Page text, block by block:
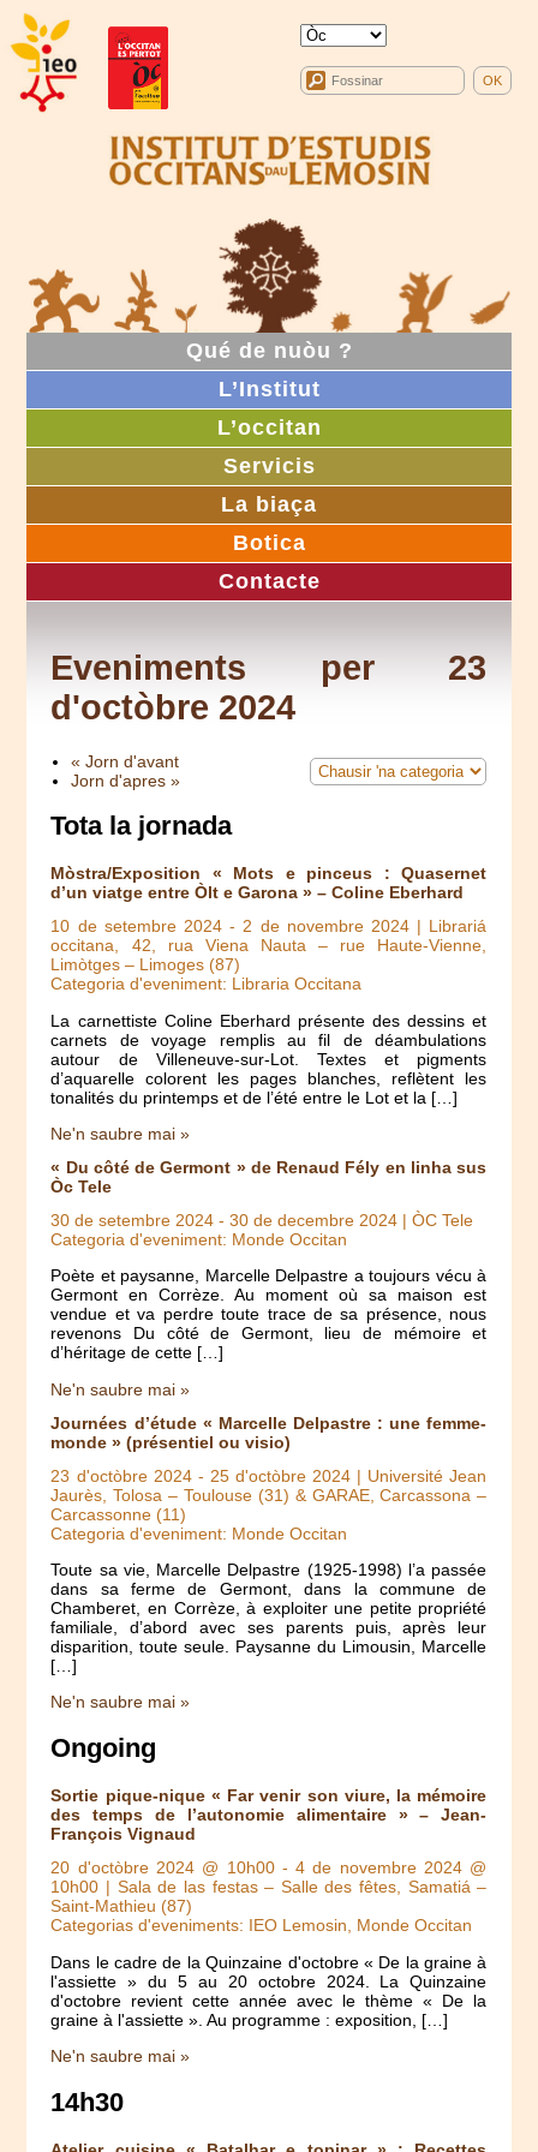
Qué de nuòu ?
L’Institut
L’occitan
Servicis
La biaça
Botica
Contacte
Eveniments per 23
d'octòbre 2024
« Jorn d'avant
Jorn d'apres »
Tota la jornada
Mòstra/Exposition « Mots e pinceus : Quasernet
d’un viatge entre Òlt e Garona » – Coline Eberhard
10 de setembre 2024-2 de novembre 2024| Librariá
occitana, 42, rua Viena Nauta – rue Haute-Vienne,
Limòtges – Limoges (87)
Categoria d'eveniment: Libraria Occitana
La carnettiste Coline Eberhard présente des dessins et
carnets de voyage remplis au fil de déambulations
autour de Villeneuve-sur-Lot. Textes et pigments
d’aquarelle colorent les pages blanches, reflètent les
tonalités du printemps et de l’été entre le Lot et la […]
Ne'n saubre mai »
« Du côté de Germont » de Renaud Fély en linha sus
Òc Tele
30 de setembre 2024 -30 de decembre 2024 | ÒC Tele
Categoria d'eveniment: Monde Occitan
Poète et paysanne, Marcelle Delpastre a toujours vécu à
Germont en Corrèze. Au moment où sa maison est
vendue et va perdre toute trace de sa présence, nous
revenons Du côté de Germont, lieu de mémoire et
d’héritage de cette […]
Ne'n saubre mai »
Journées d’étude « Marcelle Delpastre : une femme-
monde » (présentiel ou visio)
23 d'octòbre 2024- 25 d'octòbre 2024 | Université Jean
Jaurès, Tolosa – Toulouse (31) & GARAE, Carcassona –
Carcassonne (11)
Categoria d'eveniment: Monde Occitan
Toute sa vie, Marcelle Delpastre (1925-1998) l’a passée
dans sa ferme de Germont, dans la commune de
Chamberet, en Corrèze, à exploiter une petite propriété
familiale, d’abord avec ses parents puis, après leur
disparition, toute seule. Paysanne du Limousin, Marcelle
[…]
Ne'n saubre mai »
Ongoing
Sortie pique-nique « Far venir son viure, la mémoire
des temps de l’autonomie alimentaire » – Jean-
François Vignaud
20 d'octòbre 2024 @ 10h00-4 de novembre 2024 @
10h00 | Sala de las festas – Salle des fêtes, Samatiá –
Saint-Mathieu (87)
Categorias d'eveniments: IEO Lemosin, Monde Occitan
Dans le cadre de la Quinzaine d'octobre « De la graine à
l'assiette » du 5 au 20 octobre 2024. La Quinzaine
d'octobre revient cette année avec le thème « De la
graine à l'assiette ». Au programme : exposition, […]
Ne'n saubre mai »
14h30